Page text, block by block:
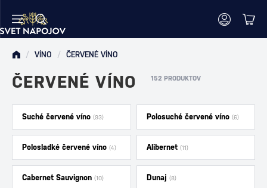
/ VÍNO / ČERVENÉ VÍNO
ČERVENÉ VÍNO 152 PRODUKTOV
Suché červené víno (93) Polosuché červené víno (6)
Polosladké červené víno (4) Alibernet (11)
Cabernet Sauvignon (10) Dunaj (8)